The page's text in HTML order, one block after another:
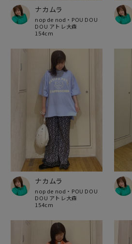
ナカムラ
nop de nod・POU DOU
DOU アトレ大森
154cm
ナカムラ
nop de nod・POU DOU
DOU アトレ大森
154cm